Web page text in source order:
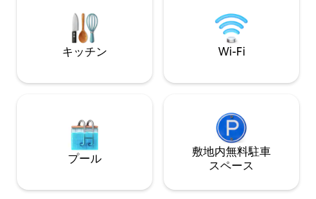
あります。 AP-7高速道路から簡単にアク
セスでき、ビーチへも簡単にアクセスで
きます。この地域では、この地域の素晴
らしい可能性を最大限に活用できるよう
場、玄関、共用庭園 私たちは同じ農場に
店、訪れるべき場所、食事ができるレス
トランなどをご案内します。 静かな小さ
な町で、散歩やサイクリングができ、車
で数分でビーチに行くことができます。
美術館を訪れることができます。また、
多くのスペースを
す。 公正な料金を維持するためにご協力
いただきありがと
キッチン Wi-Fi
プール
敷地内無料駐⁠車
ス⁠ペ⁠ー⁠ス